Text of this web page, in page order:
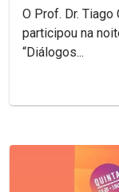
O Prof. Dr. Tiago
participou na
“Diálogos...